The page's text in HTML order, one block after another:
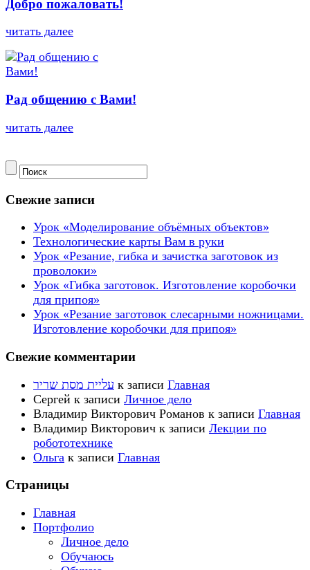
Добро пожаловать!
читать далее
Рад общению с Вами!
читать далее
Свежие записи
Урок «Моделирование объёмных объектов»
Технологические карты Вам в руки
Урок «Резание, гибка и зачистка заготовок из
проволоки»
Урок «Гибка заготовок. Изготовление коробочки
для припоя»
Урок «Резание заготовок слесарными ножницами.
Изготовление коробочки для припоя»
Свежие комментарии
עליית מסת שריר к записи Главная
Сергей к записи Личное дело
Владимир Викторович Романов к записи Главная
Владимир Викторович к записи Лекции по
робототехнике
Ольга к записи Главная
Страницы
Главная
Портфолио
Личное дело
Обучаюсь